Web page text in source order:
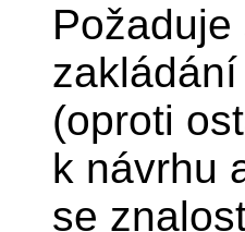
(oproti
k návrhu
se